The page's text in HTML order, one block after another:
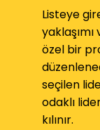
Listeye
yaklaşımı
özel bir
seçilen
odaklı
kılınır.